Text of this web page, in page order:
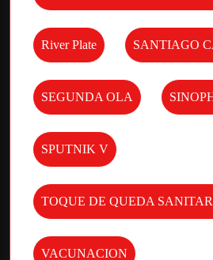
River Plate SANTIAGO
SEGUNDA OLA
SPUTNIK V
TOQUE DE QUEDA
VACUNACION